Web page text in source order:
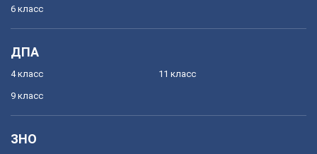
6 класс
ДПА
4 класс
9 класс
11 класс
ЗНО